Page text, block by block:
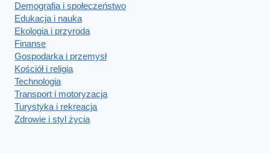
Demografia i społeczeństwo
Edukacja i nauka
Ekologia i przyroda
Finanse
Gospodarka i przemysł
Kościół i religia
Technologia
Transport i motoryzacja
Turystyka i rekreacja
Zdrowie i styl życia